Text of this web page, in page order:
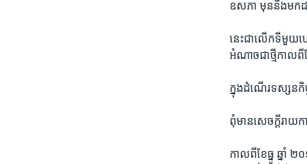
ឧសភា មុន​នឹង​មក​ដ
នេះ​ជាលើក​ទី​មួយ​
អំណាច​ជាថ្មី​កាល​ពីខ
ក្នុង​ដំណើរ​ទស្សនកិច្
ពុំ​មាន​សេចក្តី​រាយ
កាល​ពី​ខែធ្នូ​ ឆ្នាំ​